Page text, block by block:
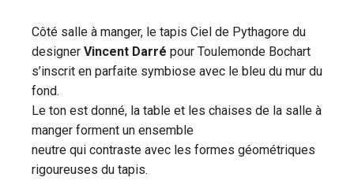
Côté salle à manger, le tapis Ciel de Pythagore du
designer Vincent Darré pour Toulemonde Bochart
s’inscrit en parfaite symbiose avec le bleu du mur du
fond.
Le ton est donné, la table et les chaises de la salle à
manger forment un ensemble
neutre qui contraste avec les formes géométriques
rigoureuses du tapis.